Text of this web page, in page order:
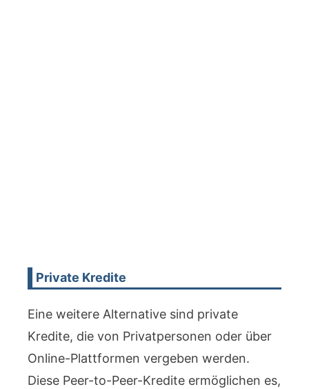
Private Kredite
Eine weitere Alternative sind private
Kredite, die von Privatpersonen oder über
Online-Plattformen vergeben werden.
Diese Peer-to-Peer-Kredite ermöglichen es,